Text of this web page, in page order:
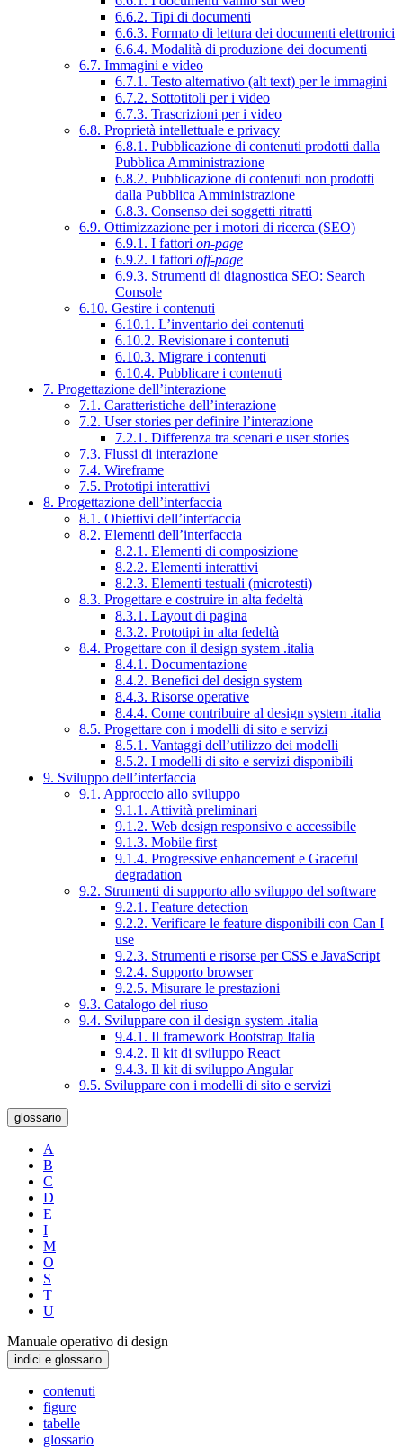
6.6.2. Tipi di documenti
6.6.3. Formato di lettura dei documenti elettronici
6.6.4. Modalità di produzione dei documenti
6.7. Immagini e video
6.7.1. Testo alternativo (alt text) per le immagini
6.7.2. Sottotitoli per i video
6.7.3. Trascrizioni per i video
6.8. Proprietà intellettuale e privacy
6.8.1. Pubblicazione di contenuti prodotti dalla
Pubblica Amministrazione
6.8.2. Pubblicazione di contenuti non prodotti
dalla Pubblica Amministrazione
6.8.3. Consenso dei soggetti ritratti
6.9. Ottimizzazione per i motori di ricerca (SEO)
6.9.1. I fattori on-page
6.9.2. I fattori off-page
6.9.3. Strumenti di diagnostica SEO: Search
Console
6.10. Gestire i contenuti
6.10.1. L’inventario dei contenuti
6.10.2. Revisionare i contenuti
6.10.3. Migrare i contenuti
6.10.4. Pubblicare i contenuti
7. Progettazione dell’interazione
7.1. Caratteristiche dell’interazione
7.2. User stories per definire l’interazione
7.2.1. Differenza tra scenari e user stories
7.3. Flussi di interazione
7.4. Wireframe
7.5. Prototipi interattivi
8. Progettazione dell’interfaccia
8.1. Obiettivi dell’interfaccia
8.2. Elementi dell’interfaccia
8.2.1. Elementi di composizione
8.2.2. Elementi interattivi
8.2.3. Elementi testuali (microtesti)
8.3. Progettare e costruire in alta fedeltà
8.3.1. Layout di pagina
8.3.2. Prototipi in alta fedeltà
8.4. Progettare con il design system .italia
8.4.1. Documentazione
8.4.2. Benefici del design system
8.4.3. Risorse operative
8.4.4. Come contribuire al design system .italia
8.5. Progettare con i modelli di sito e servizi
8.5.1. Vantaggi dell’utilizzo dei modelli
8.5.2. I modelli di sito e servizi disponibili
9. Sviluppo dell’interfaccia
9.1. Approccio allo sviluppo
9.1.1. Attività preliminari
9.1.2. Web design responsivo e accessibile
9.1.3. Mobile first
9.1.4. Progressive enhancement e Graceful
degradation
9.2. Strumenti di supporto allo sviluppo del software
9.2.1. Feature detection
9.2.2. Verificare le feature disponibili con Can I
use
9.2.3. Strumenti e risorse per CSS e JavaScript
9.2.4. Supporto browser
9.2.5. Misurare le prestazioni
9.3. Catalogo del riuso
9.4. Sviluppare con il design system .italia
9.4.1. Il framework Bootstrap Italia
9.4.2. Il kit di sviluppo React
9.4.3. Il kit di sviluppo Angular
9.5. Sviluppare con i modelli di sito e servizi
glossario
A
B
C
D
E
I
M
O
S
T
U
Manuale operativo di design
indici e glossario
contenuti
figure
tabelle
glossario